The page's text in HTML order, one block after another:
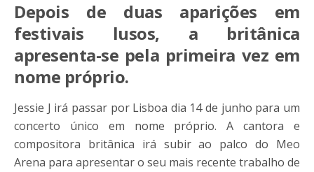
Depois de duas aparições em
festivais lusos, a britânica
apresenta-se pela primeira vez em
nome próprio.
Jessie J irá passar por Lisboa dia 14 de junho para um
concerto único em nome próprio. A cantora e
compositora britânica irá subir ao palco do Meo
Arena para apresentar o seu mais recente trabalho de